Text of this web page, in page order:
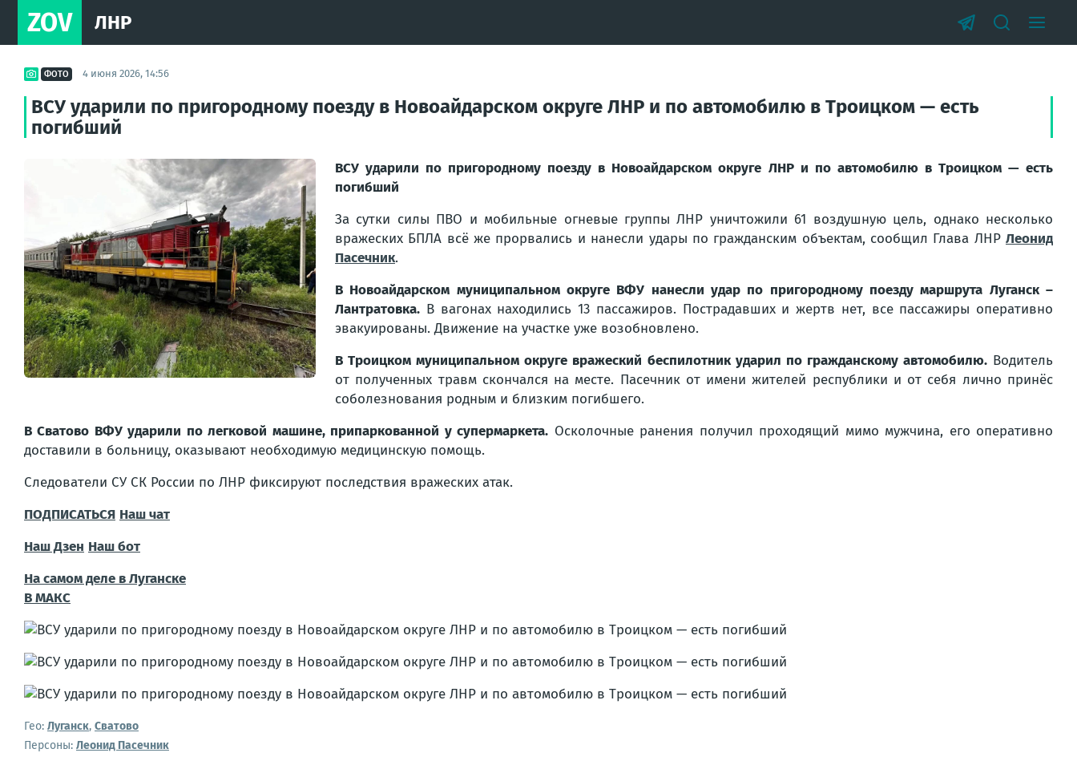
ZOV ЛНР
ФОТО 4 июня 2026, 14:56
ВСУ ударили по пригородному поезду в Новоайдарском округе ЛНР и по автомобилю в Троицком — есть
погибший
ВСУ ударили по пригородному поезду в Новоайдарском округе ЛНР и по автомобилю в Троицком — есть
погибший
За сутки силы ПВО и мобильные огневые группы ЛНР уничтожили 61 воздушную цель, однако несколько
вражеских БПЛА всё же прорвались и нанесли удары по гражданским объектам, сообщил Глава ЛНРЛеонид
Пасечник.
В Новоайдарском муниципальном округе ВФУ нанесли удар по пригородному поезду маршрута Луганск –
Лантратовка. В вагонах находились 13 пассажиров. Пострадавших и жертв нет, все пассажиры оперативно
эвакуированы. Движение на участке уже возобновлено.
В Троицком муниципальном округе вражеский беспилотник ударил по гражданскому автомобилю.Водитель
от полученных травм скончался на месте. Пасечник от имени жителей республики и от себя лично принёс
соболезнования родным и близким погибшего.
В Сватово ВФУ ударили по легковой машине, припаркованной у супермаркета. Осколочные ранения получил проходящий мимо мужчина, его оперативно
доставили в больницу, оказывают необходимую медицинскую помощь.
Следователи СУ СК России по ЛНР фиксируют последствия вражеских атак.
ПОДПИСАТЬСЯ Наш чат
Наш Дзен Наш бот
На самом деле в Луганске
В МАКС
Гео: Луганск, Сватово
Персоны: Леонид Пасечник